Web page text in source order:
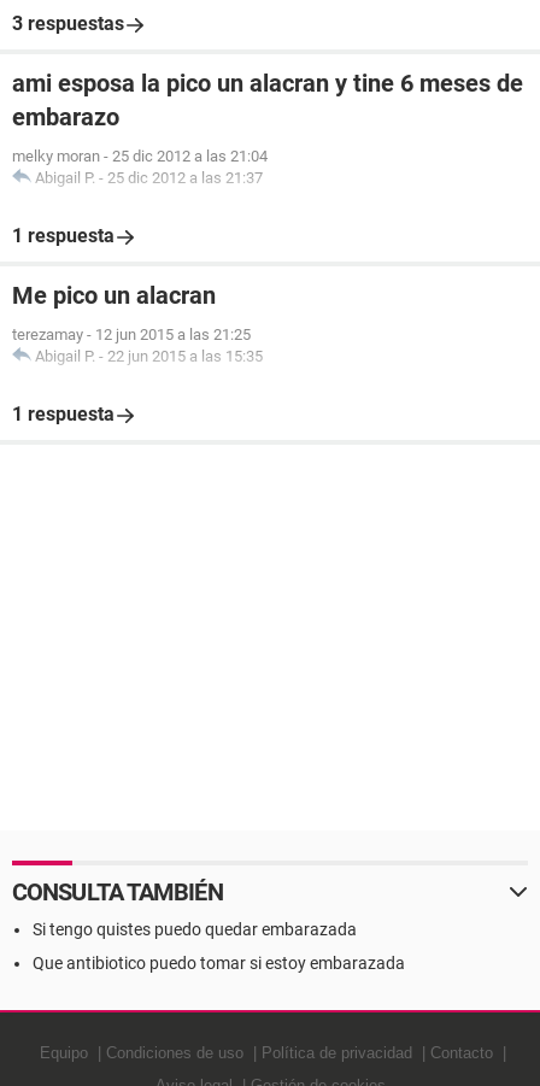
3 respuestas
ami esposa la pico un alacran y tine 6 meses de
embarazo
melky moran - 25 dic 2012 a las 21:04
Abigail P. - 25 dic 2012 a las 21:37
1 respuesta
Me pico un alacran
terezamay - 12 jun 2015 a las 21:25
Abigail P. - 22 jun 2015 a las 15:35
1 respuesta
CONSULTA TAMBIÉN
Si tengo quistes puedo quedar embarazada
Que antibiotico puedo tomar si estoy embarazada
Equipo Condiciones de uso Política de privacidad
Contacto